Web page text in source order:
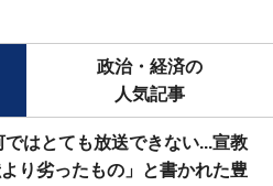
政治・経済の
人気記事
ではとても放送できない...宣教
り劣ったもの」と書かれた豊